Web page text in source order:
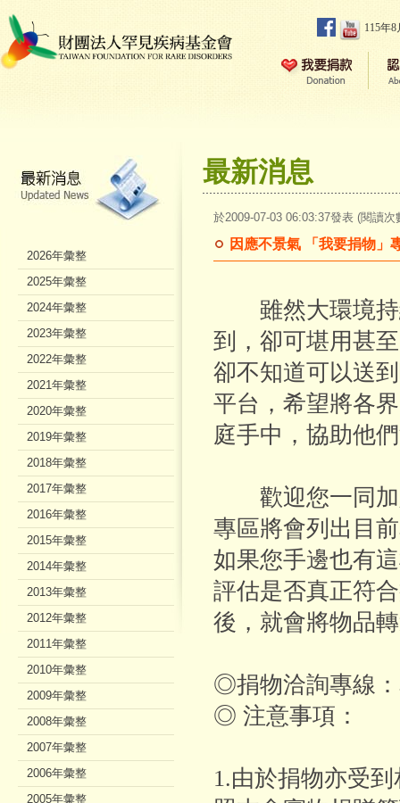
115年
最新消息
於2009-07-03 06:03:37發表 (閱讀次
因應不景氣 「我要捐物」
雖然大環境持
到，卻可堪用甚
卻不知道可以送
平台，希望將各
庭手中，協助他
歡迎您一同加
專區將會列出目
如果您手邊也有
評估是否真正符
後，就會將物品
◎捐物洽詢專線：
◎ 注意事項：
1.由於捐物亦受
2026年彙整
2025年彙整
2024年彙整
2023年彙整
2022年彙整
2021年彙整
2020年彙整
2019年彙整
2018年彙整
2017年彙整
2016年彙整
2015年彙整
2014年彙整
2013年彙整
2012年彙整
2011年彙整
2010年彙整
2009年彙整
2008年彙整
2007年彙整
2006年彙整
2005年彙整